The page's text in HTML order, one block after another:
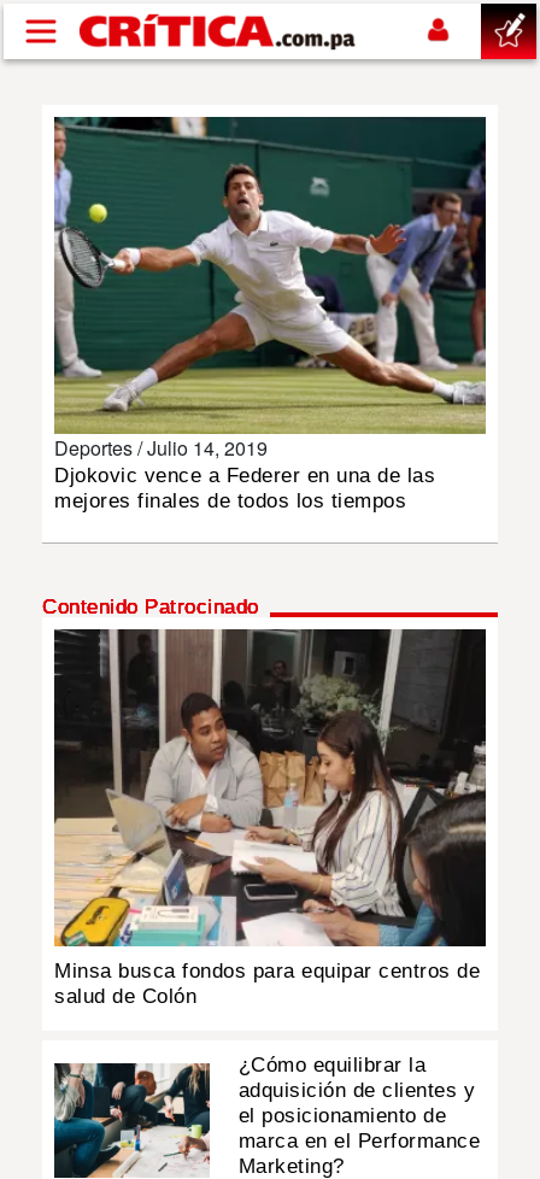
Pasar al contenido principal
SUCESOS
NACIONAL
POLÍTICA
SHOW
DEPORTES
MUNDO
MULTIMEDIA
Deportes /Julio 14, 2019
Djokovic vence a Federer en una de las
mejores finales de todos los tiempos
Contenido Patrocinado
Minsa busca fondos para equipar centros de
salud de Colón
¿Cómo equilibrar la
adquisición de clientes y
el posicionamiento de
marca en el Performance
Marketing?